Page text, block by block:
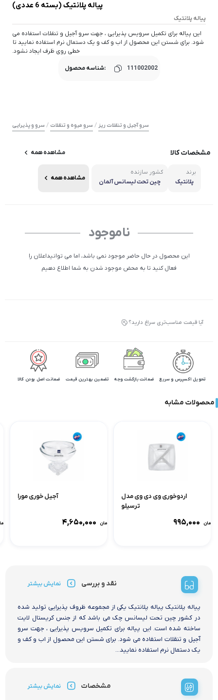
پیاله پلانتیک (بسته 6 عددی)
پیاله پلانتیک
این پیاله برای تکمیل سرویس پذیرایی ، جهت سرو آجیل و تنقلات استفاده می
شود. برای شستن این محصول از اب و کف و یک دستمال نرم استفاده نمایید تا
خطی روی ظرف ایجاد نشود.
شناسه محصول: 111002002
سرو آجیل و تنقلات ریز / سرو میوه و تنقلات / سرو و پذیرایی
مشخصات کالا مشاهده همه
برند
پلانتیک
کشور سازنده
چین تحت لیسانس آلمان
مشاهده همه
ناموجود
این محصول در حال حاضر موجود نمی باشد، اما می توانیداعلان را
فعال کنید تا به محض موجود شدن به شما اطلاع دهیم
آیا قیمت مناسب‌تری سراغ دارید؟
تحویل اکسپرس و سریع ضمانت بازگشت وجه تضمین بهترین قیمت ضمانت اصل بودن کالا
محصولات مشابه
اردوخوری وی دی وی مدل
ترسیلو
۹۹۵,۰۰۰ تومان
آجیل خوری مورا
۴,۶۵۰,۰۰۰ تومان
نقد و بررسی نمایش بیشتر
پیاله پلانتیک پیاله پلانتیک یکی از مجموعه ظروف پذیرایی تولید شده
در کشور چین تحت لیسانس چک می باشد که از جنس کریستال لایت
ساخته شده است. این پیاله برای تکمیل سرویس پذیرایی ، جهت سرو
آجیل و تنقلات استفاده می شود. برای شستن این محصول از اب و کف و
یک دستمال نرم استفاده نمایید...
مشخصات نمایش بیشتر